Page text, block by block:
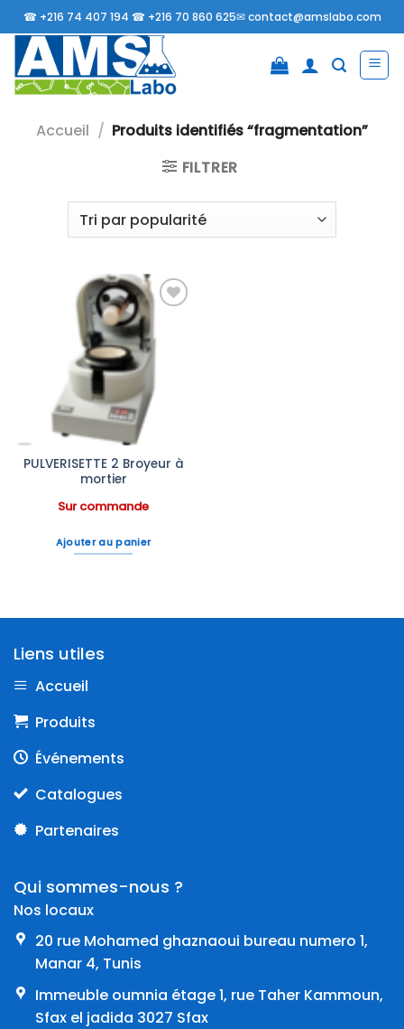
Passer
au
contenu
☎ +216 74 407 194 ☎ +216 70 860 625✉contact@amslabo.com
Accueil / Produits identifiés “fragmentation”
FILTRER
Ajouter
à la liste
d’envies
PULVERISETTE 2 Broyeur à
mortier
Sur commande
Ajouter au panier
Liens utiles
Accueil
Produits
Événements
Catalogues
Partenaires
Qui sommes-nous ?
Nos locaux
20 rue Mohamed ghaznaoui bureau numero 1,
Manar 4, Tunis
Immeuble oumnia étage 1, rue Taher Kammoun,
Sfax el jadida 3027 Sfax